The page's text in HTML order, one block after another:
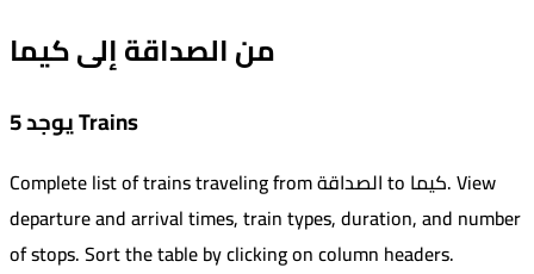
من الصداقة إلى كيما
يوجد 5 Trains
Complete list of trains traveling fromالصداقةto كيما.View
departure and arrival times, train types, duration, and number
of stops. Sort the table by clicking on column headers.